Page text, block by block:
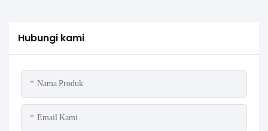
Hubungi kami
Nama Produk
Email Kami